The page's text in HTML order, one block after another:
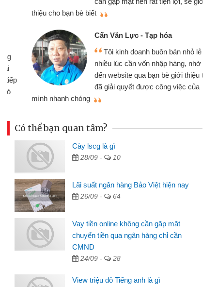
thiệu cho bạn bè biết
Cấn Văn Lực - Tạp hóa
Tôi kinh doanh buôn bán nhỏ lẻ
nhiều lúc cần vốn nhập hàng, nhờ biết
đến website qua bạn bè giới thiệu tôi
đã giải quyết được công việc của
mình nhanh chóng
Có thể bạn quan tâm?
Cày lscg là gì
28/09 - 10
Lãi suất ngân hàng Bảo Việt hiện nay
26/09 - 64
Vay tiền online không cần gặp mặt
chuyển tiền qua ngân hàng chỉ cần
CMND
24/09 - 28
View triệu đô Tiếng anh là gì